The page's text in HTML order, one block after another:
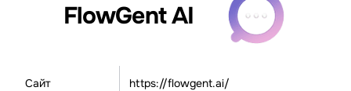
FlowGent AI
Сайт https://flowgent.ai/